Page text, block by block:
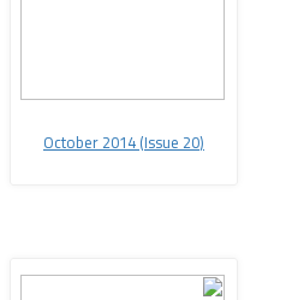
(October
2014(Issue 20